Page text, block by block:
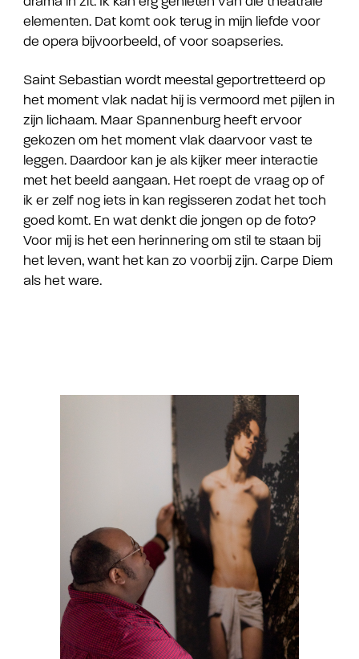
elementen. Dat komt ook terug in mijn liefde voor
de opera bijvoorbeeld, of voor soapseries.
Saint Sebastian wordt meestal geportretteerd op
het moment vlak nadat hij is vermoord met pijlen in
zijn lichaam. Maar Spannenburg heeft ervoor
gekozen om het moment vlak daarvoor vast te
leggen. Daardoor kan je als kijker meer interactie
met het beeld aangaan. Het roept de vraag op of
ik er zelf nog iets in kan regisseren zodat het toch
goed komt. En wat denkt die jongen op de foto?
Voor mij is het een herinnering om stil te staan bij
het leven, want het kan zo voorbij zijn. Carpe Diem
als het ware.